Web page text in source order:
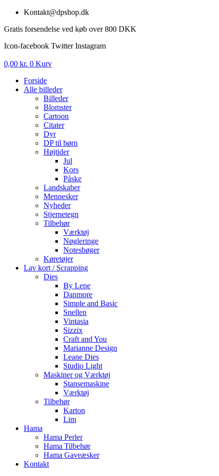
Videre
indhold
Kontakt@dpshop.dk
Gratis forsendelse ved køb over 800 DKK
Icon-facebook Twitter Instagram
0,00 kr. 0 Kurv
Forside
Alle billeder
Billeder
Blomster
Cartoon
Citater
Dyr
DP til børn
Højtider
Jul
Kors
Påske
Landskaber
Mennesker
Nyheder
Stjernetegn
Tilbehør
Værktøj
Nøgleringe
Notesbøger
Køretøjer
Lav kort / Scrapping
Dies
By Lene
Danmore
Simple and Basic
Snellen
Vintasia
Sizzix
Craft and You
Marianne Design
Leane Dies
Studio Light
Maskiner og Værktøj
Stansemaskine
Værktøj
Tilbehør
Karton
Lim
Hama
Hama Perler
Hama Tilbehør
Hama Gaveæsker
Kontakt